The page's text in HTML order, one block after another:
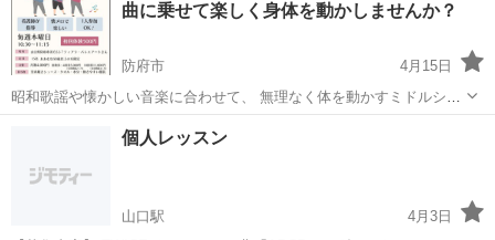
(山陽小野田市文...曲に乗せて楽しく身体を動かしませんか？
防府市
4月15日
昭和歌謡や懐かしい音楽に合わせて、 無理なく体を動かすミドルシニ
ア・シニア向けダンス教室です。 ✔ 運動が苦手でもOK ✔ 覚えられな
くても大丈夫 ✔ 間違えても気にしない ✔ みんなで楽しく体を動かし
ダンス
個人レッスン
山口駅
4月3日